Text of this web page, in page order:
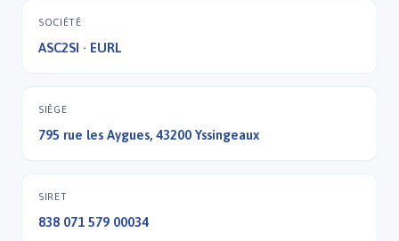
SOCIÉTÉ
ASC2SI · EURL
SIÈGE
795 rue les Aygues, 43200 Yssingeaux
SIRET
838 071 579 00034